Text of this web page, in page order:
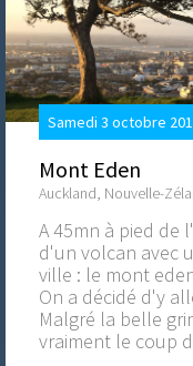
Samedi 3 octobre
Mont Eden
Auckland, Nouvelle-
A 45mn à pied de
d'un volcan avec
ville : le mont
On a décidé d'y
Malgré la belle
vraiment le coup